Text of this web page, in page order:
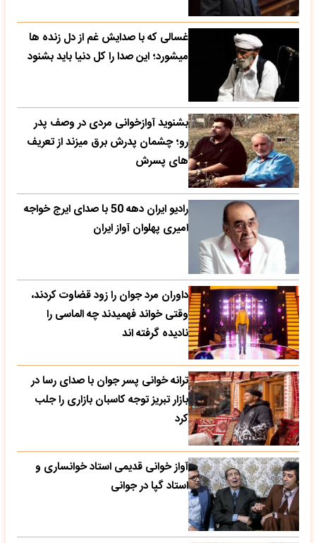
غسالی که با صدایش غم از دل زنده ها
میشورد؛ این صدا را کل دنیا باید بشنود
بشنوید آوازخوانی مردی در وصف پدر
رو؛ چشمان پدرش برق میزند از تعریف
های پسرش
رادیو ایران دهه 50 با صدای ایرج خواجه
امیری پهلوان آواز ایران
داوران مرد جوان را زود قضاوت کردند،
وقتی خواند فهمیدند چه الماسی را
نادیده گرفته اند
ترانه خوانی پسر جوان با صدای رسا در
بازار تبریز توجه کاسبان بازاری را جلب
کرد
آواز خوانی قدیمی استاد خوانساری و
استاد گپا در جوانی